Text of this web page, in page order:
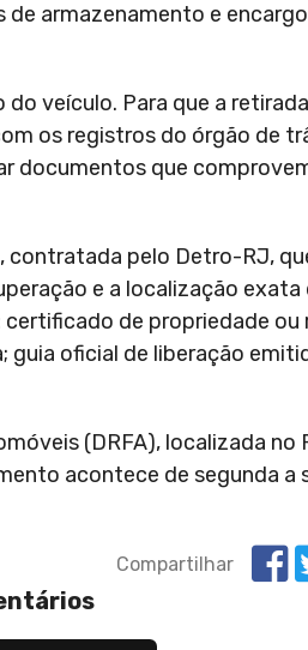
armazenamento e
veículo. Para que a
os registros do órgão de
documentos que
pelo Detro-RJ,
e a localização exata
de propriedade ou
oficial de liberação
(DRFA), localizada no
acontece de segunda
Compartilhar